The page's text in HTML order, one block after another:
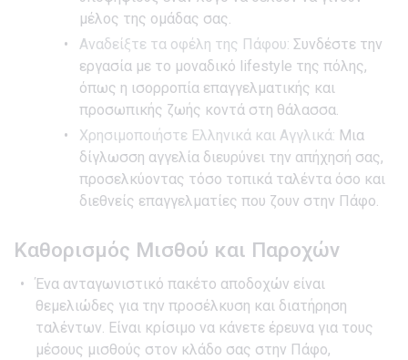
μέλος της ομάδας σας.
Αναδείξτε τα οφέλη της Πάφου: Συνδέστε την
εργασία με το μοναδικό lifestyle της πόλης,
όπως η ισορροπία επαγγελματικής και
προσωπικής ζωής κοντά στη θάλασσα.
Χρησιμοποιήστε Ελληνικά και Αγγλικά: Μια
δίγλωσση αγγελία διευρύνει την απήχησή σας,
προσελκύοντας τόσο τοπικά ταλέντα όσο και
διεθνείς επαγγελματίες που ζουν στην Πάφο.
Καθορισμός Μισθού και Παροχών
Ένα ανταγωνιστικό πακέτο αποδοχών είναι
θεμελιώδες για την προσέλκυση και διατήρηση
ταλέντων. Είναι κρίσιμο να κάνετε έρευνα για τους
μέσους μισθούς στον κλάδο σας στην Πάφο,